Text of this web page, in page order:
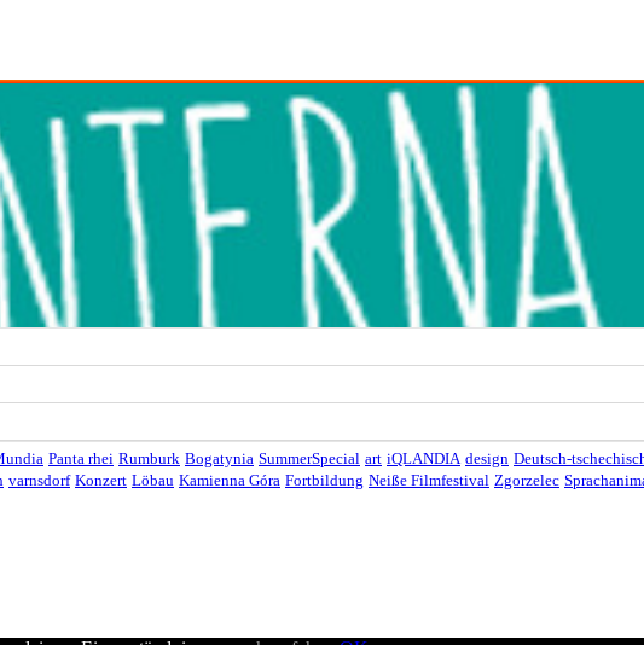
Panta rhei Rumburk Bogatynia SummerSpecial art iQLANDIA design Deutsch-
varnsdorf Konzert Löbau Kamienna Góra Fortbildung Neiße Filmfestival Zgorzelec